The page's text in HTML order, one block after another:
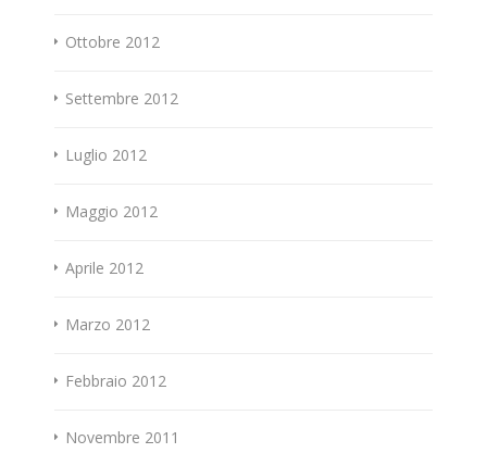
Ottobre 2012
Settembre 2012
Luglio 2012
Maggio 2012
Aprile 2012
Marzo 2012
Febbraio 2012
Novembre 2011